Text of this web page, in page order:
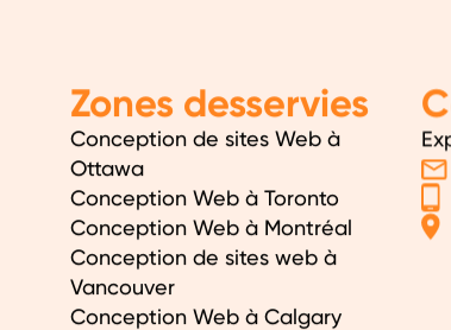
Zones desservies
Conception de sites Web à
Ottawa
Conception Web à Toronto
Conception Web à Montréal
Conception de sites web à
Vancouver
Conception Web à Calgary